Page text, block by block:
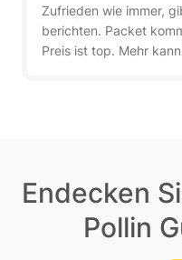
Zufrieden wie immer,
berichten. Packet
Preis ist top. Mehr
Endecken
Pollin